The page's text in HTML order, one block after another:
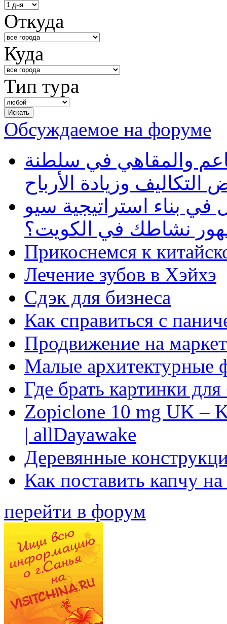
Откуда
Куда
Тип тура
Обсуждаемое на форуме
والمقاهي في سلطنة
وزيادة الأرباح
بناء استراتيجية سيو
نشاطك في الكويت؟
Прикоснемся к
Лечение зубов в Хэйхэ
Сдэк для бизнеса
Как справиться с
Продвижение на
Малые архитектурные
Где брать картинки
Zopiclone 10 mg UK –
| allDayawake
Деревянные
Как поставить капчу
перейти в форум